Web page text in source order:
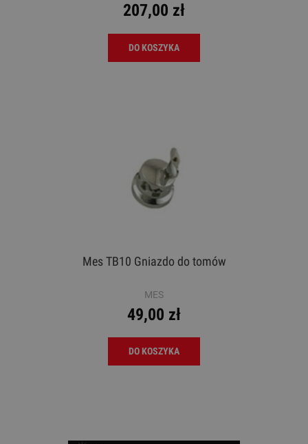
207,00 zł
DO KOSZYKA
Mes TB10 Gniazdo do tomów
MES
49,00 zł
DO KOSZYKA